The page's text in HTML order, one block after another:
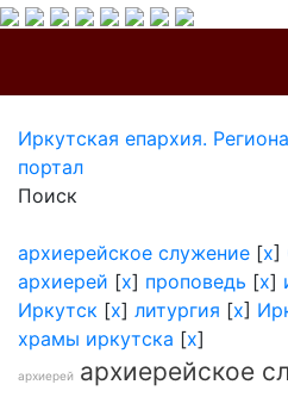
Иркутская епархия.
портал
Поиск
архиерейское служение [x]
архиерей [x] проповедь [x]
Иркутск [x] литургия [x]
храмы иркутска [x]
архиерей архиерейское